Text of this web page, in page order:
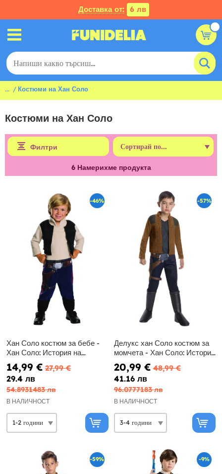
Доставка от: 6 лв
... Костюми на Хан Соло
Костюми на Хан Соло
Филтри
6Намерихме продукта
-46%
Хан Соло костюм за бебе -
Хан Соло: История на
Междузвездни войни
14,99 € 27,99 €
29.4 лв
54.8931483 лв
В НАЛИЧНОСТ
-57%
Делукс хан Соло костюм за
момчета - Хан Соло: История
на Междузвездни войни
20,99 € 48,99 €
41.16 лв
96.0777183 лв
В НАЛИЧНОСТ
-59% -9%